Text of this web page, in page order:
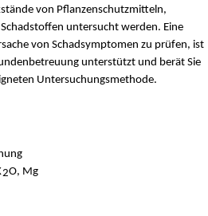
von Pflanzenschutzmitteln,
untersucht werden. Eine
von Schadsymptomen zu prüfen, ist
unterstützt und berät Sie
Untersuchungsmethode.
2O, Mg